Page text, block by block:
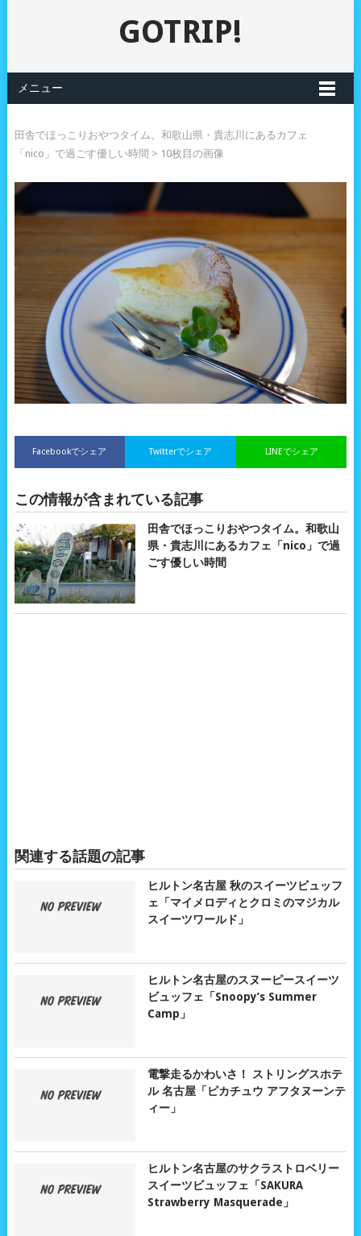
GOTRIP!
メニュー
田舎でほっこりおやつタイム。和歌山県・貴志川にあるカフェ
「nico」で過ごす優しい時間 > 10枚目の画像
Facebookでシェア LINEでシェア
Twitterでシェア
この情報が含まれている記事
田舎でほっこりおやつタイム。和歌山
県・貴志川にあるカフェ「nico」で過
ごす優しい時間
関連する話題の記事
ヒルトン名古屋 秋のスイーツビュッフ
ェ「マイメロディとクロミのマジカル
スイーツワールド」
ヒルトン名古屋のスヌーピースイーツ
ビュッフェ「Snoopy’s Summer
Camp」
電撃走るかわいさ！ ストリングスホテ
ル 名古屋「ピカチュウ アフタヌーンテ
ィー」
ヒルトン名古屋のサクラストロベリー
スイーツビュッフェ「SAKURA
Strawberry Masquerade」